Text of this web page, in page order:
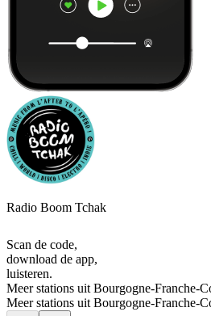
Radio Boom Tchak
Scan de code,
download de app,
luisteren.
Meer stations uit Bourgogne-Franche-
Meer stations uit Bourgogne-Franche-